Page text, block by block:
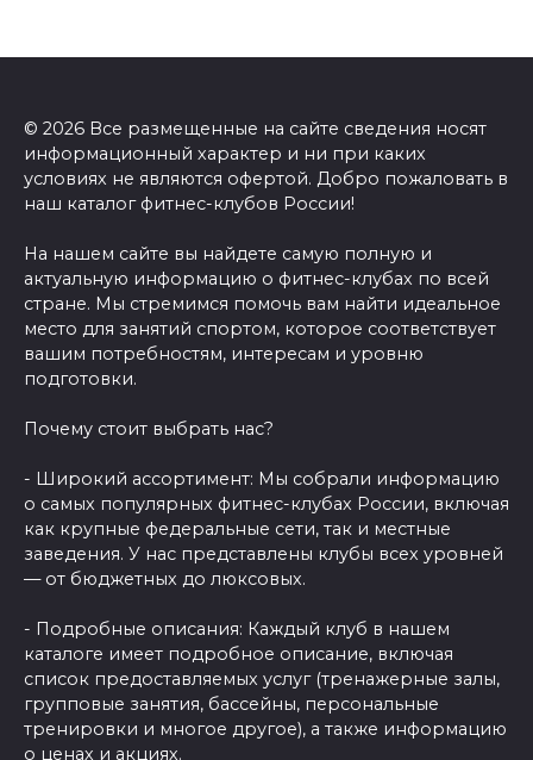
© 2026 Все размещенные на сайте сведения носят
информационный характер и ни при каких
условиях не являются офертой. Добро пожаловать в
наш каталог фитнес-клубов России!
На нашем сайте вы найдете самую полную и
актуальную информацию о фитнес-клубах по всей
стране. Мы стремимся помочь вам найти идеальное
место для занятий спортом, которое соответствует
вашим потребностям, интересам и уровню
подготовки.
Почему стоит выбрать нас?
- Широкий ассортимент: Мы собрали информацию
о самых популярных фитнес-клубах России, включая
как крупные федеральные сети, так и местные
заведения. У нас представлены клубы всех уровней
— от бюджетных до люксовых.
- Подробные описания: Каждый клуб в нашем
каталоге имеет подробное описание, включая
список предоставляемых услуг (тренажерные залы,
групповые занятия, бассейны, персональные
тренировки и многое другое), а также информацию
о ценах и акциях.